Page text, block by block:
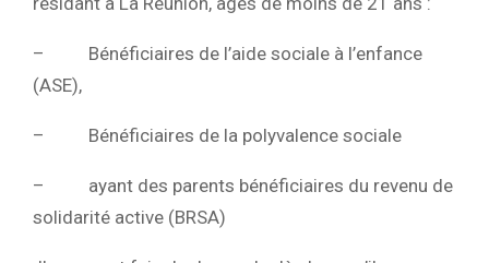
–
Bénéficiaires de l’aide sociale à l’enfance
(ASE),
– Bénéficiaires de la polyvalence sociale
–
ayant des parents bénéficiaires du revenu de
solidarité active (BRSA)